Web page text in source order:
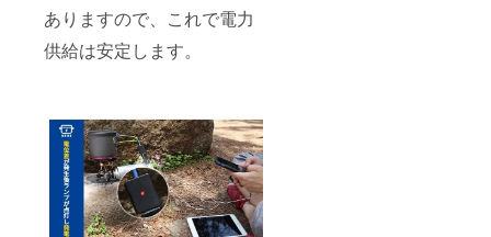
ありますので、これで電力
供給は安定します。